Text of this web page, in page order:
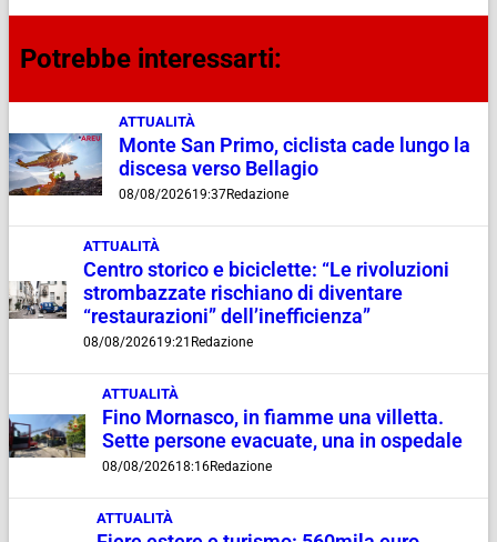
Potrebbe interessarti:
ATTUALITÀ
Monte San Primo, ciclista cade lungo la
discesa verso Bellagio
08/08/202619:37Redazione
ATTUALITÀ
Centro storico e biciclette: “Le rivoluzioni
strombazzate rischiano di diventare
“restaurazioni” dell’inefficienza”
08/08/202619:21 Redazione
ATTUALITÀ
Fino Mornasco, in fiamme una villetta.
Sette persone evacuate, una in ospedale
08/08/202618:16Redazione
ATTUALITÀ